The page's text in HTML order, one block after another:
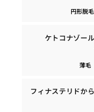
円形脱
ケトコナゾー
薄毛
フィナステリドか